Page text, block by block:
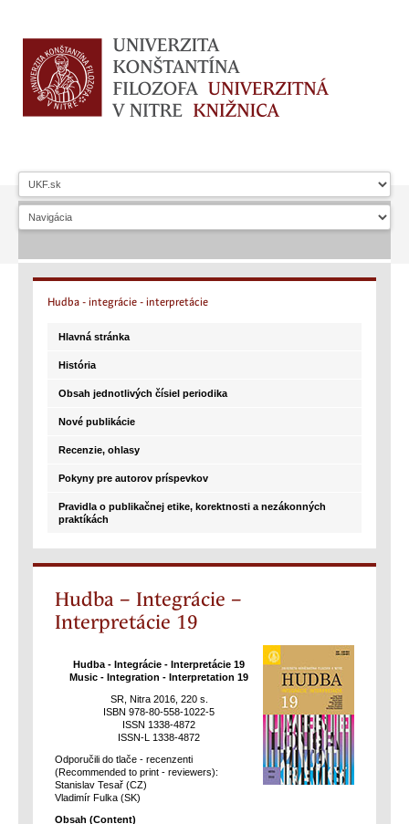
Hudba - integrácie - interpretácie
Hlavná stránka
História
Obsah jednotlivých čísiel periodika
Nové publikácie
Recenzie, ohlasy
Pokyny pre autorov príspevkov
Pravidla o publikačnej etike, korektnosti a nezákonných
praktíkách
Hudba – Integrácie –
Interpretácie 19
Hudba - Integrácie - Interpretácie 19
Music - Integration - Interpretation 19
SR, Nitra 2016, 220 s.
ISBN 978-80-558-1022-5
ISSN 1338-4872
ISSN-L 1338-4872
Odporučili do tlače - recenzenti
(Recommended to print - reviewers):
Stanislav Tesař (CZ)
Vladimír Fulka (SK)
Obsah (Content)